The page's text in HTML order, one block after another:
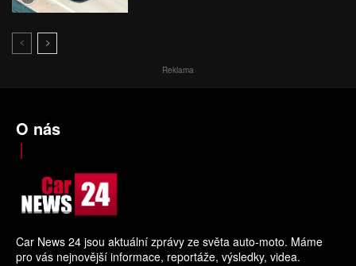
Reklama
O nás
Car News 24 jsou aktuální zprávy ze světa auto-moto. Máme
pro vás nejnovější informace, reportáže, výsledky, videa.